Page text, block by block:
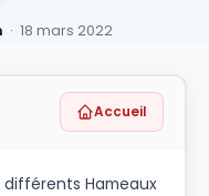
· 18 mars 2022
Accueil
Hameaux